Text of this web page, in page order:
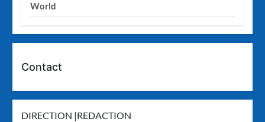
World
Contact
DIRECTION |REDACTION